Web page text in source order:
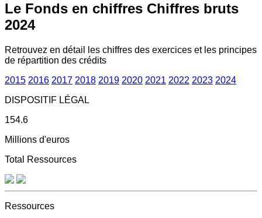
Le Fonds en chiffres Chiffres bruts
2024
Retrouvez en détail les chiffres des exercices et les principes
de répartition des crédits
2015 2016 2017 2018 2019 2020 2021 2022 2023 2024
DISPOSITIF LÉGAL
154.6
Millions d'euros
Total Ressources
Ressources